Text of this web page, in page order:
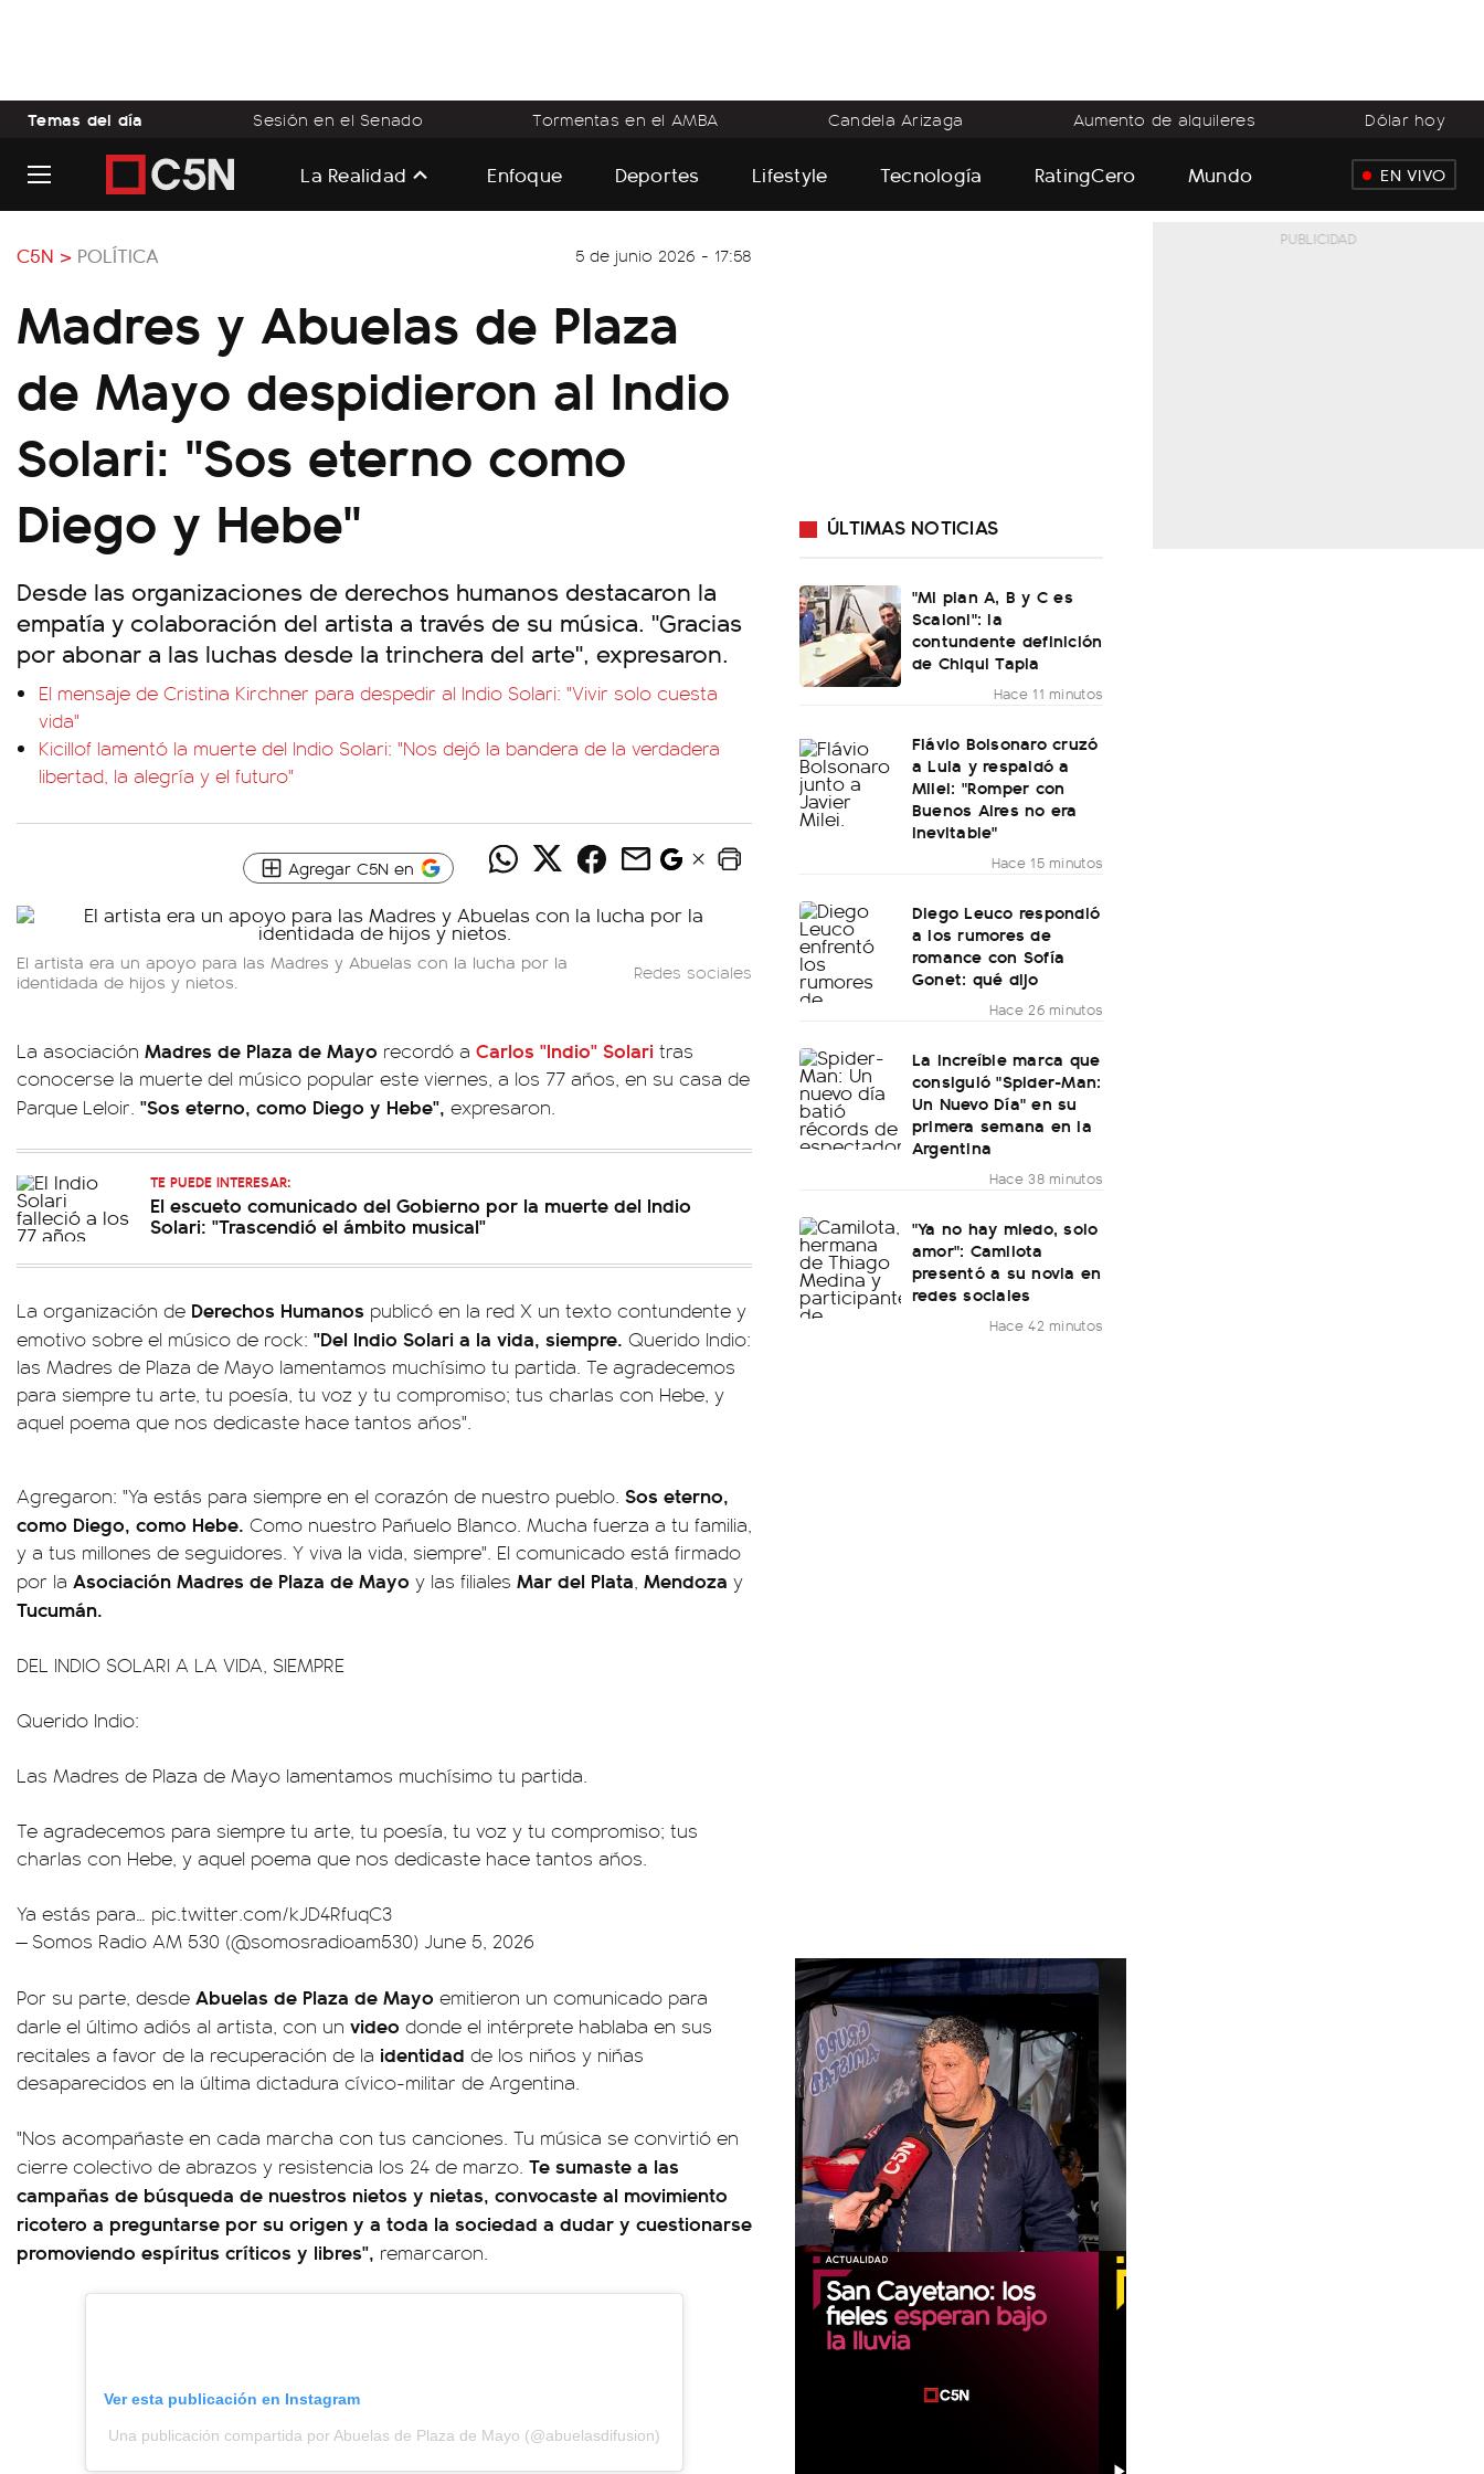
Temas del día Sesión en el Senado Tormentas en el AMBA Candela Arizaga Aumento de alquileres Dólar hoy
La Realidad Enfoque Deportes Lifestyle Tecnología RatingCero Mundo EN VIVO
C5N > POLÍTICA 5 de junio 2026 - 17:58
Madres y Abuelas de Plaza
de Mayo despidieron al Indio
Solari: "Sos eterno como
Diego y Hebe"
Desde las organizaciones de derechos humanos destacaron la
empatía y colaboración del artista a través de su música. "Gracias
por abonar a las luchas desde la trinchera del arte", expresaron.
El mensaje de Cristina Kirchner para despedir al Indio Solari: "Vivir solo cuesta
vida"
Kicillof lamentó la muerte del Indio Solari: "Nos dejó la bandera de la verdadera
libertad, la alegría y el futuro"
Agregar C5N en
El artista era un apoyo para las Madres y Abuelas con la lucha por la
identidada de hijos y nietos.
Redes sociales
La asociación Madres de Plaza de Mayo recordó a Carlos "Indio" Solari tras
conocerse la muerte del músico popular este viernes, a los 77 años, en su casa de
Parque Leloir. "Sos eterno, como Diego y Hebe", expresaron.
TE PUEDE INTERESAR:
El escueto comunicado del Gobierno por la muerte del Indio
Solari: "Trascendió el ámbito musical"
La organización de Derechos Humanos publicó en la red X un texto contundente y
emotivo sobre el músico de rock: "Del Indio Solari a la vida, siempre. Querido Indio:
las Madres de Plaza de Mayo lamentamos muchísimo tu partida. Te agradecemos
para siempre tu arte, tu poesía, tu voz y tu compromiso; tus charlas con Hebe, y
aquel poema que nos dedicaste hace tantos años".
Agregaron: "Ya estás para siempre en el corazón de nuestro pueblo. Sos eterno,
como Diego, como Hebe. Como nuestro Pañuelo Blanco. Mucha fuerza a tu familia,
y a tus millones de seguidores. Y viva la vida, siempre". El comunicado está firmado
por la Asociación Madres de Plaza de Mayo y las filiales Mar del Plata, Mendoza y
Tucumán.
DEL INDIO SOLARI A LA VIDA, SIEMPRE
Querido Indio:
Las Madres de Plaza de Mayo lamentamos muchísimo tu partida.
Te agradecemos para siempre tu arte, tu poesía, tu voz y tu compromiso; tus
charlas con Hebe, y aquel poema que nos dedicaste hace tantos años.
Ya estás para… pic.twitter.com/kJD4RfuqC3
— Somos Radio AM 530 (@somosradioam530) June 5, 2026
Por su parte, desde Abuelas de Plaza de Mayo emitieron un comunicado para
darle el último adiós al artista, con un video donde el intérprete hablaba en sus
recitales a favor de la recuperación de la identidad de los niños y niñas
desaparecidos en la última dictadura cívico-militar de Argentina.
"Nos acompañaste en cada marcha con tus canciones. Tu música se convirtió en
cierre colectivo de abrazos y resistencia los 24 de marzo. Te sumaste a las
campañas de búsqueda de nuestros nietos y nietas, convocaste al movimiento
ricotero a preguntarse por su origen y a toda la sociedad a dudar y cuestionarse
promoviendo espíritus críticos y libres", remarcaron.
Ver esta publicación en Instagram
Una publicación compartida por Abuelas de Plaza de Mayo (@abuelasdifusion)
ÚLTIMAS NOTICIAS
"Mi plan A, B y C es
Scaloni": la
contundente definición
de Chiqui Tapia
Hace 11 minutos
Flávio Bolsonaro cruzó
a Lula y respaldó a
Milei: "Romper con
Buenos Aires no era
inevitable"
Hace 15 minutos
Diego Leuco respondió
a los rumores de
romance con Sofía
Gonet: qué dijo
Hace 26 minutos
La increíble marca que
consiguió "Spider-Man:
Un Nuevo Día" en su
primera semana en la
Argentina
Hace 38 minutos
"Ya no hay miedo, solo
amor": Camilota
presentó a su novia en
redes sociales
Hace 42 minutos